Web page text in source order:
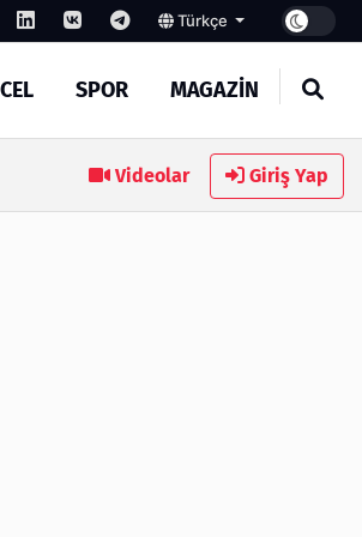
Türkçe
SPOR MAGAZİN
Kandırılmamak İçin Bilinmesi
Videolar Giriş Yap